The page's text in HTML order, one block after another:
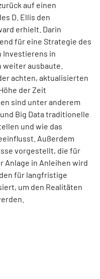
auf einen
D. Ellis den
erhielt. Darin
für eine Strategie des
in
weiter ausbaute.
achten, aktualisierten
der Zeit
sind unter anderem
Big Data traditionelle
und wie das
Außerdem
vorgestellt, die für
Anlage in Anleihen wird
für langfristige
um den Realitäten